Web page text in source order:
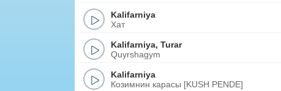
Kalifarniya
Хат
Kalifarniya, Turar
Quyrshagym
Kalifarniya
Козимнин карасы [KUSH PENDE]